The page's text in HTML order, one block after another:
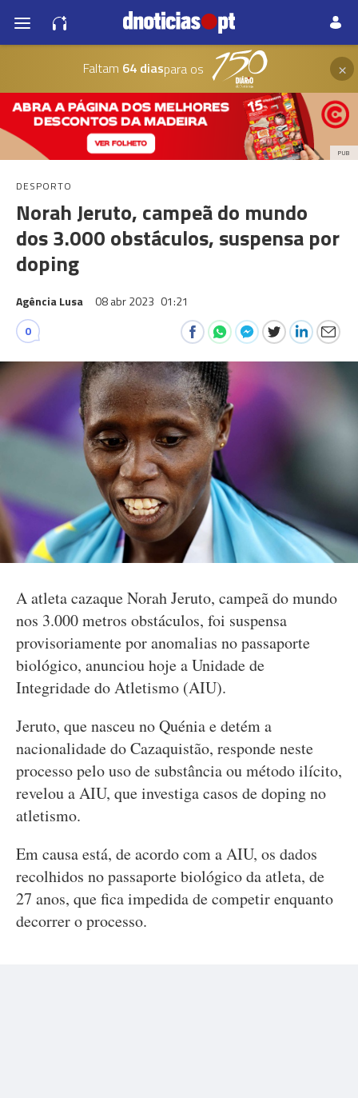
Faltam 64 diaspara os ×
PUB
DESPORTO
Norah Jeruto, campeã do mundo
dos 3.000 obstáculos, suspensa por
doping
Agência Lusa 08 abr 2023 01:21
0
A atleta cazaque Norah Jeruto, campeã do mundo
nos 3.000 metros obstáculos, foi suspensa
provisoriamente por anomalias no passaporte
biológico, anunciou hoje a Unidade de
Integridade do Atletismo (AIU).
Jeruto, que nasceu no Quénia e detém a
nacionalidade do Cazaquistão, responde neste
processo pelo uso de substância ou método ilícito,
revelou a AIU, que investiga casos de doping no
atletismo.
Em causa está, de acordo com a AIU, os dados
recolhidos no passaporte biológico da atleta, de
27 anos, que fica impedida de competir enquanto
decorrer o processo.